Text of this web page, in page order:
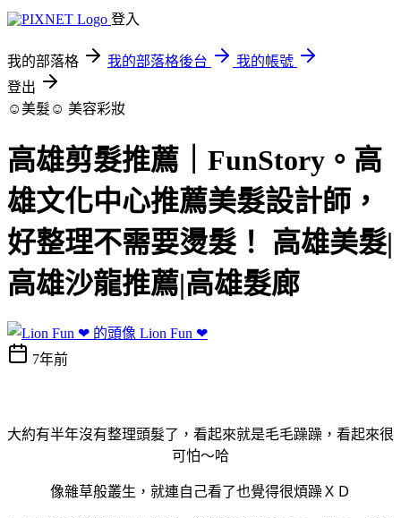
登入
我的部落格 我的部落格後台
我的帳號
登出
☺美髮☺ 美容彩妝
高雄剪髮推薦｜FunStory。高
雄文化中心推薦美髮設計師，
好整理不需要燙髮！ 高雄美髮|
高雄沙龍推薦|高雄髮廊
Lion Fun ❤
7年前
大約有半年沒有整理頭髮了，看起來就是毛毛躁躁，看起來很
可怕～哈
像雜草般叢生，就連自己看了也覺得很煩躁ＸＤ